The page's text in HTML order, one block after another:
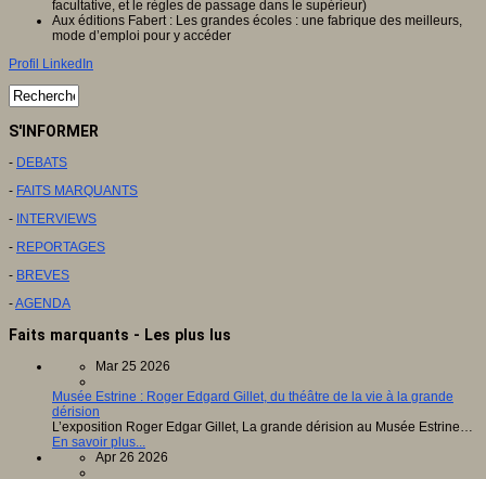
facultative, et le règles de passage dans le supérieur)
Aux éditions Fabert : Les grandes écoles : une fabrique des meilleurs,
mode d’emploi pour y accéder
Profil LinkedIn
S'INFORMER
- DEBATS
- FAITS MARQUANTS
- INTERVIEWS
- REPORTAGES
- BREVES
-AGENDA
Faits marquants - Les plus lus
Mar 25 2026
Musée Estrine : Roger Edgard Gillet, du théâtre de la vie à la grande
dérision
L’exposition Roger Edgar Gillet, La grande dérision au Musée Estrine…
En savoir plus...
Apr 26 2026